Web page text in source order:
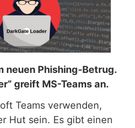
neuen Phishing-Betrug.
greift MS-Teams an.
Teams verwenden,
Hut sein. Es gibt einen